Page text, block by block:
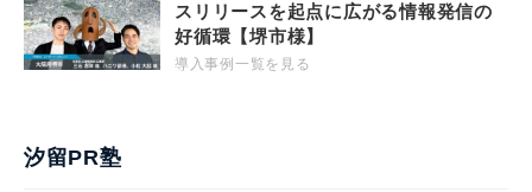
スリリースを起点に広がる情報発信の
好循環【堺市様】
導入事例一覧を見る
汐留PR塾